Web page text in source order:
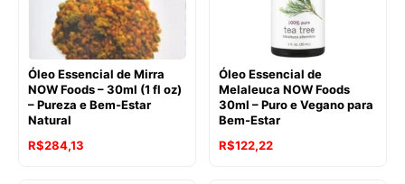
Óleo Essencial de Mirra
NOW Foods – 30ml (1 fl oz)
– Pureza e Bem-Estar
Natural
O
R$284,13
Óleo Essencial de
Melaleuca NOW Foods
30ml – Puro e Vegano para
Bem-Estar
O
R$122,22O